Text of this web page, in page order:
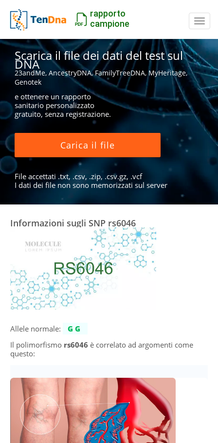
rapporto
campione
Scarica il file dei dati del test sul
DNA
23andMe, AncestryDNA, FamilyTreeDNA, MyHeritage,
Genotek
e ottenere un rapporto
sanitario personalizzato
gratuito, senza registrazione.
Carica il file
File accettati .txt, .csv, .zip, .csv.gz, .vcf
I dati dei file non sono memorizzati sul server
Informazioni sugli SNP rs6046
Allele normale:
GG
Il polimorfismo rs6046 è correlato ad argomenti come
questo: